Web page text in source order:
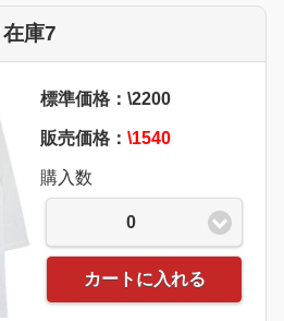
庫7
標準価格：\2200
販売価格： \1540
購入数
0
カートに入れる